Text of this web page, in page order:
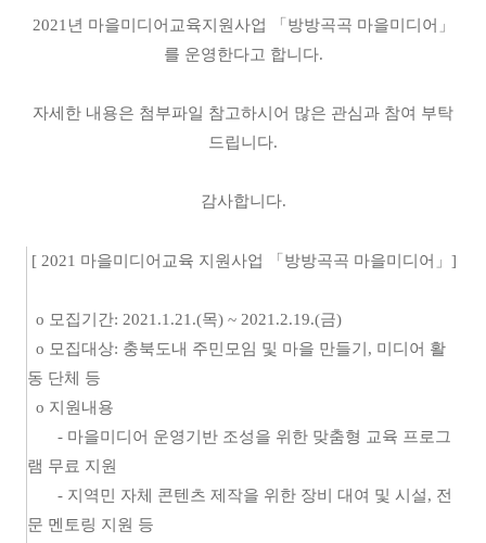
2021년 마을미디어교육지원사업 「방방곡곡 마을미디어」
를 운영한다고 합니다.
자세한 내용은 첨부파일 참고하시어 많은 관심과 참여 부탁
드립니다.
감사합니다.
[2021 마을미디어교육 지원사업 「방방곡곡 마을미디어」]
o 모집기간: 2021.1.21.(목) ~ 2021.2.19.(금)
o 모집대상: 충북도내 주민모임 및 마을 만들기, 미디어 활
동 단체 등
o 지원내용
- 마을미디어 운영기반 조성을 위한 맞춤형 교육 프로그
램 무료 지원
- 지역민 자체 콘텐츠 제작을 위한 장비 대여 및 시설, 전
문 멘토링 지원 등